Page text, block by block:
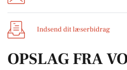
Indsend dit læserbidrag
OPSLAG FRA